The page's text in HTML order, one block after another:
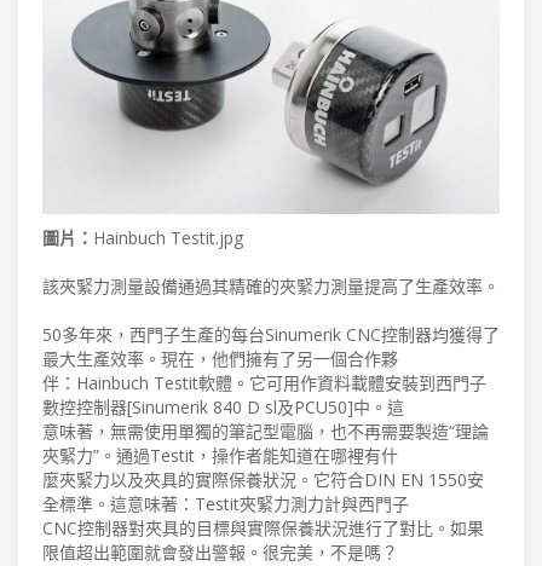
圖片： Hainbuch Testit.jpg
該夾緊力測量設備通過其精確的夾緊力測量提高了生產效率。
50多年來，西門子生產的每台Sinumerik CNC控制器均獲得了
最大生產效率。現在，他們擁有了另一個合作夥
伴：Hainbuch Testit軟體。它可用作資料載體安裝到西門子
數控控制器[Sinumerik 840 D sl及PCU50]中。這
意味著，無需使用單獨的筆記型電腦，也不再需要製造“理論
夾緊力”。通過Testit，操作者能知道在哪裡有什
麼夾緊力以及夾具的實際保養狀況。它符合DIN EN 1550安
全標準。這意味著：Testit夾緊力測力計與西門子
CNC控制器對夾具的目標與實際保養狀況進行了對比。如果
限值超出範圍就會發出警報。很完美，不是嗎？